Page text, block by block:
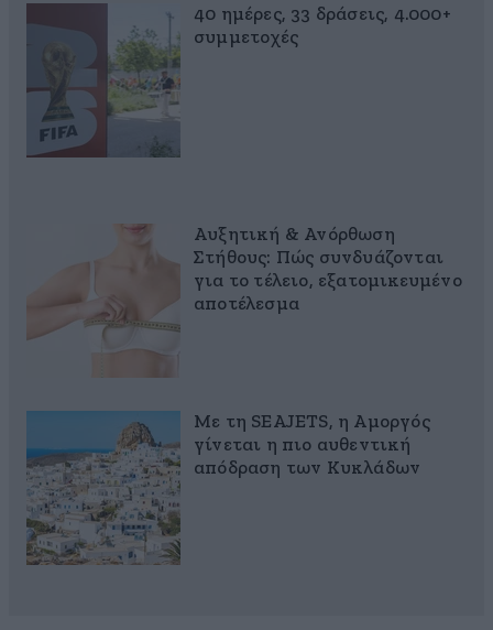
40 ημέρες, 33 δράσεις, 4.000+
συμμετοχές
Αυξητική & Ανόρθωση
Στήθους: Πώς συνδυάζονται
για το τέλειο, εξατομικευμένο
αποτέλεσμα
Με τη SEAJETS, η Αμοργός
γίνεται η πιο αυθεντική
απόδραση των Κυκλάδων